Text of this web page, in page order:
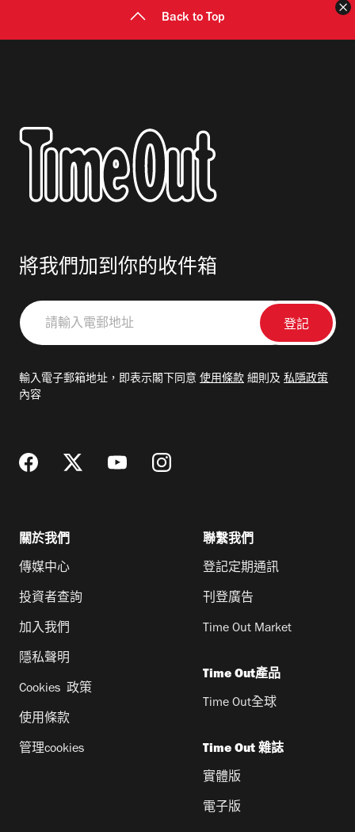
Back to Top
將我們加到你的收件箱
請
輸
郵
輸入電子郵箱地址，即表示閣下同意 使用條款 細則及 私隱政策
內容
關於我們
傳媒中心
投資者查詢
加入我們
隱私聲明
Cookies 政策
使用條款
管理cookies
聯繫我們
登記定期通訊
刊登廣告
Time Out Market
Time Out產品
Time Out全球
Time Out 雜誌
實體版
電子版